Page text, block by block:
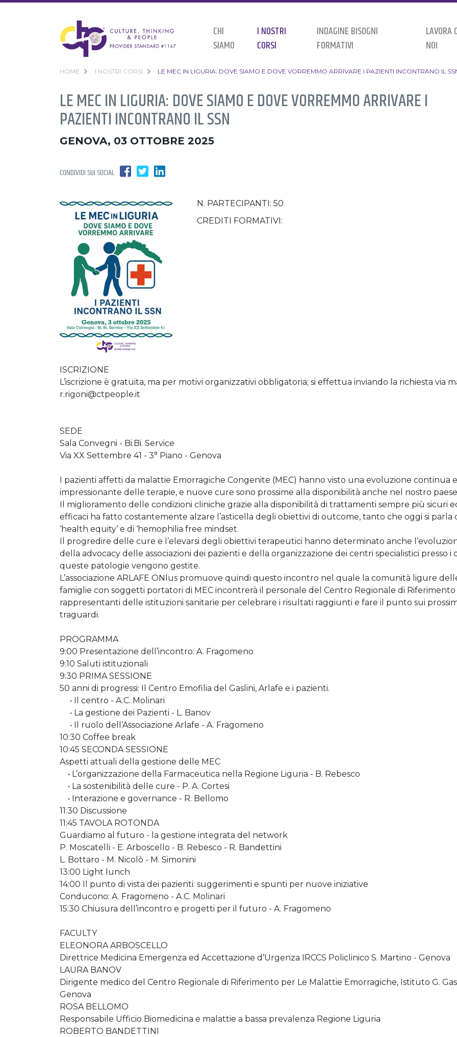
CHI
SIAMO
I NOSTRI
CORSI
INDAGINE BISOGNI
FORMATIVI
LAVORA
NOI
HOME I NOSTRI CORSI LE MEC IN LIGURIA: DOVE SIAMO E DOVE VORREMMO ARRIVARE I PAZIENTI INCONTRANO IL
LE MEC IN LIGURIA: DOVE SIAMO E DOVE VORREMMO ARRIVARE I
PAZIENTI INCONTRANO IL SSN
GENOVA, 03 OTTOBRE 2025
CONDIVIDI SUI SOCIAL
N. PARTECIPANTI: 50
CREDITI FORMATIVI:
ISCRIZIONE
L’iscrizione è gratuita, ma per motivi organizzativi obbligatoria; si effettua inviando la richiesta via
r.rigoni@ctpeople.it
SEDE
Sala Convegni - Bi.Bi. Service
Via XX Settembre 41 - 3° Piano - Genova
I pazienti affetti da malattie Emorragiche Congenite (MEC) hanno visto una evoluzione continua e
impressionante delle terapie, e nuove cure sono prossime alla disponibilità anche nel nostro
Il miglioramento delle condizioni cliniche grazie alla disponibilità di trattamenti sempre più sicuri
efficaci ha fatto costantemente alzare l’asticella degli obiettivi di outcome, tanto che oggi si parla
‘health equity’ e di ‘hemophilia free mindset.
Il progredire delle cure e l’elevarsi degli obiettivi terapeutici hanno determinato anche
della advocacy delle associazioni dei pazienti e della organizzazione dei centri specialistici presso i
queste patologie vengono gestite.
L’associazione ARLAFE ONlus promuove quindi questo incontro nel quale la comunità ligure
famiglie con soggetti portatori di MEC incontrerà il personale del Centro Regionale di Riferimento
rappresentanti delle istituzioni sanitarie per celebrare i risultati raggiunti e fare il punto sui
traguardi.
PROGRAMMA
9:00 Presentazione dell’incontro: A. Fragomeno
9:10 Saluti istituzionali
9:30 PRIMA SESSIONE
50 anni di progressi: Il Centro Emofilia del Gaslini, Arlafe e i pazienti.
• Il centro - A.C. Molinari
• La gestione dei Pazienti - L. Banov
• Il ruolo dell’Associazione Arlafe - A. Fragomeno
10:30 Coffee break
10:45 SECONDA SESSIONE
Aspetti attuali della gestione delle MEC
• L’organizzazione della Farmaceutica nella Regione Liguria - B. Rebesco
• La sostenibilità delle cure - P. A. Cortesi
• Interazione e governance - R. Bellomo
11:30 Discussione
11:45 TAVOLA ROTONDA
Guardiamo al futuro - la gestione integrata del network
P. Moscatelli - E. Arboscello - B. Rebesco - R. Bandettini
L. Bottaro - M. Nicolò - M. Simonini
13:00 Light lunch
14:00 Il punto di vista dei pazienti: suggerimenti e spunti per nuove iniziative
Conducono: A. Fragomeno - A.C. Molinari
15:30 Chiusura dell’incontro e progetti per il futuro - A. Fragomeno
FACULTY
ELEONORA ARBOSCELLO
Direttrice Medicina Emergenza ed Accettazione d’Urgenza IRCCS Policlinico S. Martino - Genova
LAURA BANOV
Dirigente medico del Centro Regionale di Riferimento per Le Malattie Emorragiche, Istituto G.
Genova
ROSA BELLOMO
Responsabile Ufficio Biomedicina e malattie a bassa prevalenza Regione Liguria
ROBERTO BANDETTINI